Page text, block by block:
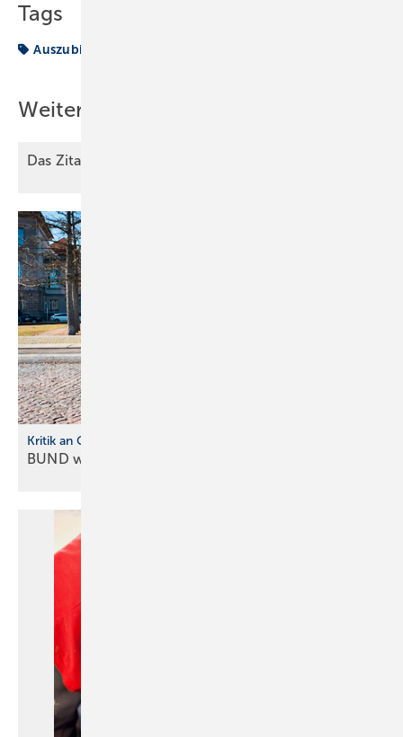
Tags
Auszubildenden
Weitere Inhalte
Das Zitat des
Kritik an Gebäudemode rnisierungsgesetz
BUND warnt vor neuer